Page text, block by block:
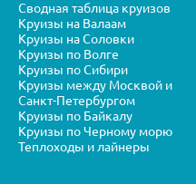
Сводная таблица круизов
Круизы на Валаам
Круизы на Соловки
Круизы по Волге
Круизы по Сибири
Круизы между Москвой и
Санкт-Петербургом
Круизы по Байкалу
Круизы по Черному морю
Теплоходы и лайнеры